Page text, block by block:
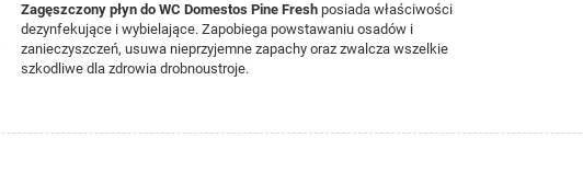
Zagęszczony płyn do WC Domestos Pine Fresh posiada właściwości
dezynfekujące i wybielające. Zapobiega powstawaniu osadów i
zanieczyszczeń, usuwa nieprzyjemne zapachy oraz zwalcza wszelkie
szkodliwe dla zdrowia drobnoustroje.